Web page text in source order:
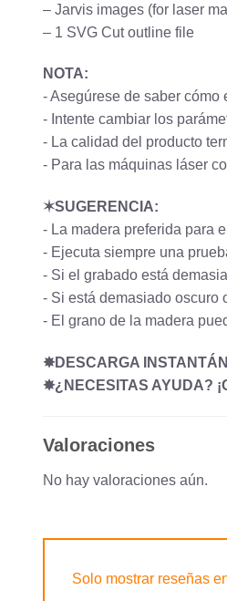
– Jarvis images (for laser
– 1 SVG Cut outline file
NOTA:
- Asegúrese de saber
- Intente cambiar los
- La calidad del producto
- Para las máquinas láser
✶SUGERENCIA:
- La madera preferida para
- Ejecuta siempre una
- Si el grabado está
- Si está demasiado oscuro
- El grano de la madera
✸DESCARGA
✸¿NECESITAS AYUDA?
Valoraciones
No hay valoraciones aún.
Solo mostrar reseñas